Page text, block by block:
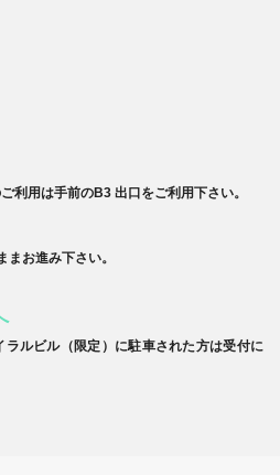
利用は手前のB3 出口をご利用下さい。
お進み下さい。
ルビル（限定）に駐車された方は受付に